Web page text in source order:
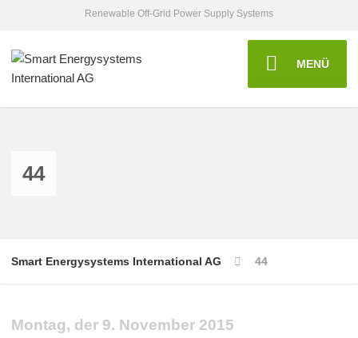
Renewable Off-Grid Power Supply Systems
MENÜ
44
Smart Energysystems International AG 44
Montag, der 9. November 2015